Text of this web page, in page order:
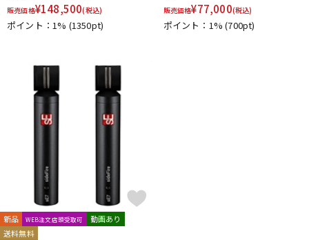
販売価格¥148,500(税込)
ポイント：1% (1350pt)
販売価格¥77,000(税込)
ポイント：1%(700pt)
新品 WEB注文店頭受取可
動画あり
送料無料